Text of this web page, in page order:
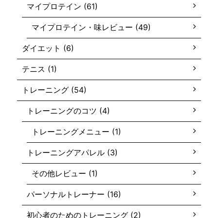
マイプロテイン (61)
マイプロテイン・味レビュー (49)
ダイエット (6)
テニス (1)
トレーニング (54)
トレーニングのコツ (4)
トレーニングメニュー (1)
トレーニングアパレル (3)
その他レビュー (1)
パーソナルトレーナー (16)
初心者のためのトレーニング (2)